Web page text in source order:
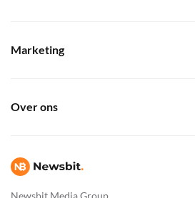
Newsbit Media Group
Marketing
Over ons